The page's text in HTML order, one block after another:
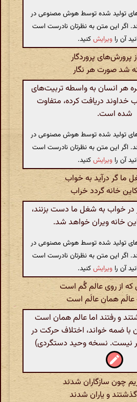
تولید شده توسط هوش مصنوعی در
اگر این متن به نظرتان نادرست است
آن را ویرایشکنید.
پرورش‌های پروردگار
شد صورت هر نگار
انسان به واسطه تربیت‌های
خداوند دریافت کرده، متفاوت
شده است.
تولید شده توسط هوش مصنوعی در
اگر این متن به نظرتان نادرست است
آن را ویرایشکنید.
ما گر درآید به خواب
خانه گردد خراب
خواب به شغل ما دست بزنند،
خانه ویران خواهد شد.
تولید شده توسط هوش مصنوعی در
اگر این متن به نظرتان نادرست است
آن را ویرایشکنید.
از روی عالم گُم است
عالَم همان عالَم است
و رفتند اما عالم همان است
با ضمه خواند، اختلاف حرکت در
نیست. نسخه وحید دستگردی)
چون سازگاران شدند
و یاران شدند